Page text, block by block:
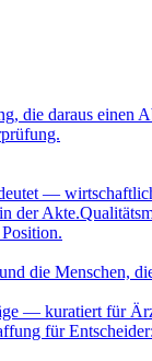
die daraus einen
—
der Akte.
die Menschen,
— kuratiert für
für